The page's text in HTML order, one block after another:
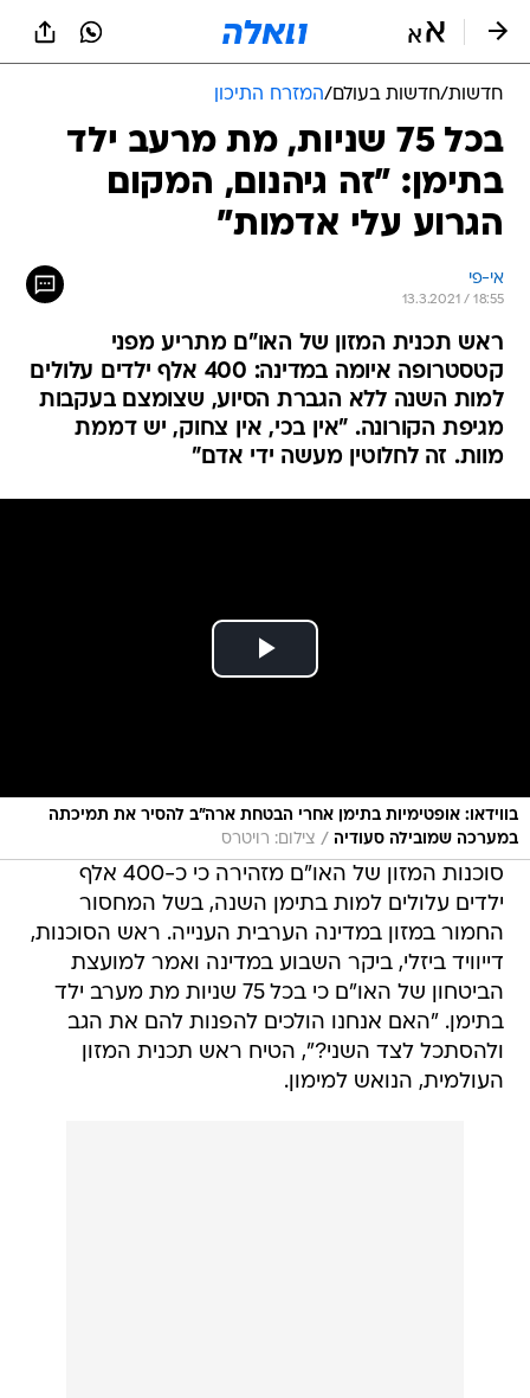
חדשות/חדשות בעולם/המזרח התיכון
בכל 75 שניות, מת מרעב ילד
בתימן: "זה גיהנום, המקום
הגרוע עלי אדמות"
אי-פי
13.3.2021 / 18:55
ראש תכנית המזון של האו"ם מתריע מפני
קטסטרופה איומה במדינה: 400 אלף ילדים עלולים
למות השנה ללא הגברת הסיוע, שצומצם בעקבות
מגיפת הקורונה. "אין בכי, אין צחוק, יש דממת
מוות. זה לחלוטין מעשה ידי אדם"
בווידאו: אופטימיות בתימן אחרי הבטחת ארה"ב להסיר את תמיכתה
במערכה שמובילה סעודיה / צילום: רויטרס
סוכנות המזון של האו"ם מזהירה כי כ-400 אלף
ילדים עלולים למות בתימן השנה, בשל המחסור
החמור במזון במדינה הערבית הענייה. ראש הסוכנות,
דייוויד ביזלי, ביקר השבוע במדינה ואמר למועצת
הביטחון של האו"ם כי בכל 75 שניות מת מערב ילד
בתימן. "האם אנחנו הולכים להפנות להם את הגב
ולהסתכל לצד השני?", הטיח ראש תכנית המזון
העולמית, הנואש למימון.